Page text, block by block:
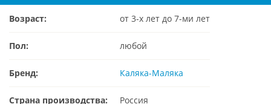
Возраст: от 3-х лет до 7-ми лет
Пол: любой
Бренд: Каляка-Маляка
Страна производства: Россия